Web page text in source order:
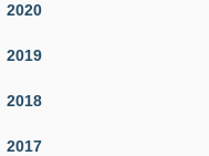
2020
2019
2018
2017